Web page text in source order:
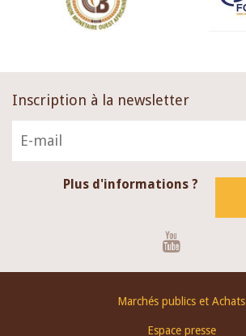
Inscription à la newsletter
Plus d'informations ?
Marchés publics et Achats
Espace presse